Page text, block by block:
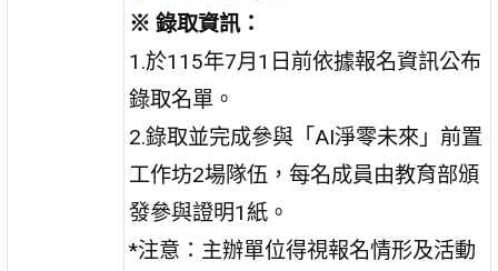
※ 錄取資訊：
1.於115年7月1日前依據報名資訊公布
錄取名單。
2.錄取並完成參與「AI淨零未來」前置
工作坊2場隊伍，每名成員由教育部頒
發參與證明1紙。
*注意：主辦單位得視報名情形及活動